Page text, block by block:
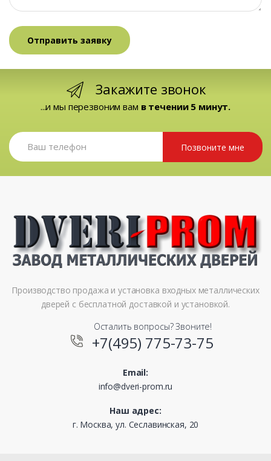
Закажите звонок
...и мы перезвоним вам в течении 5 минут.
Позвоните мне
Производство продажа и установка входных металлических
дверей с бесплатной доставкой и установкой.
Осталить вопросы? Звоните!
+7(495) 775-73-75
Email:
info@dveri-prom.ru
Наш адрес:
г. Москва, ул. Сеславинская, 20